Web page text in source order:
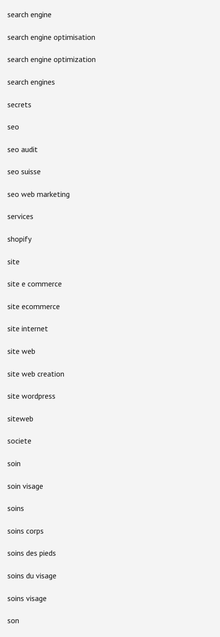
search engine
search engine optimisation
search engine optimization
search engines
secrets
seo
seo audit
seo suisse
seo web marketing
services
shopify
site
site e commerce
site ecommerce
site internet
site web
site web creation
site wordpress
siteweb
societe
soin
soin visage
soins
soins corps
soins des pieds
soins du visage
soins visage
son